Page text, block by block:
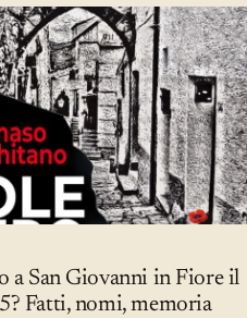
a San Giovanni in Fiore il
Fatti, nomi, memoria